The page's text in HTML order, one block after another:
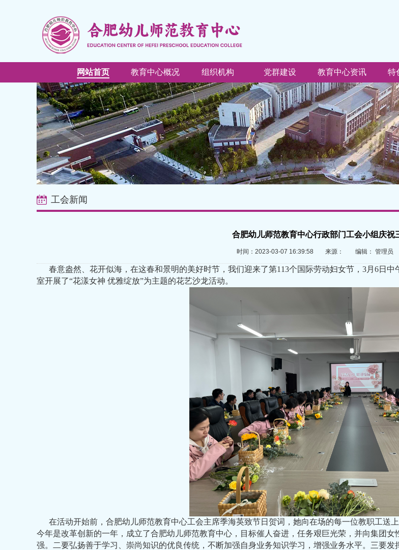
网站首页 教育中心概况 组织机构 党群建设 教育中心资讯 特
工会新闻
合肥幼儿师范教育中心行政部门工会小组庆祝
时间：2023-03-07 16:39:58 来源： 编辑： 管理员
春意盎然、花开似海，在这春和景明的美好时节，我们迎来了第113个国际劳动妇女节，3月6日
室开展了“花漾女神 优雅绽放”为主题的花艺沙龙活动。
在活动开始前，合肥幼儿师范教育中心工会主席季海英致节日贺词，她向在场的每一位教职工送
今年是改革创新的一年，成立了合肥幼儿师范教育中心，目标催人奋进，任务艰巨光荣，并向集团
强。二要弘扬善于学习、崇尚知识的优良传统，不断加强自身业务知识学习，增强业务水平。三要